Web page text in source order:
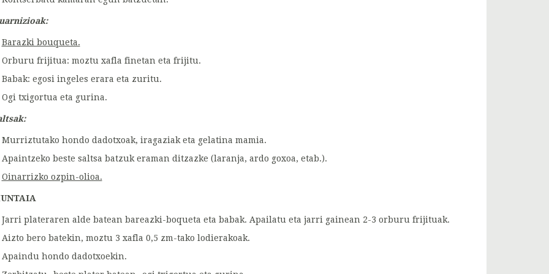
Barazki bouqueta.
Orburu frijitua: moztu xafla finetan eta frijitu.
Babak: egosi ingeles erara eta zuritu.
Ogi txigortua eta gurina.
Murriztutako hondo dadotxoak, iragaziak eta gelatina mamia.
Apaintzeko beste saltsa batzuk eraman ditzazke (laranja, ardo goxoa, etab.).
Oinarrizko ozpin-olioa.
Jarri plateraren alde batean bareazki-boqueta eta babak. Apailatu eta jarri gainean 2-3 orburu frijituak.
Aizto bero batekin, moztu 3 xafla 0,5 zm-tako lodierakoak.
Apaindu hondo dadotxoekin.